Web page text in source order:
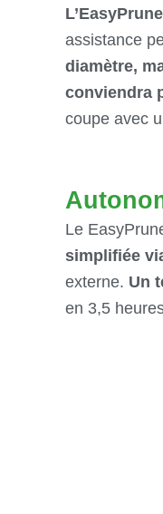
assistance
diamètre,
conviendra
coupe avec
Le
simplifiée
externe. Un
en 3,5